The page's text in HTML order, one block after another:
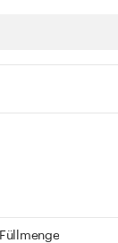
Füllmenge